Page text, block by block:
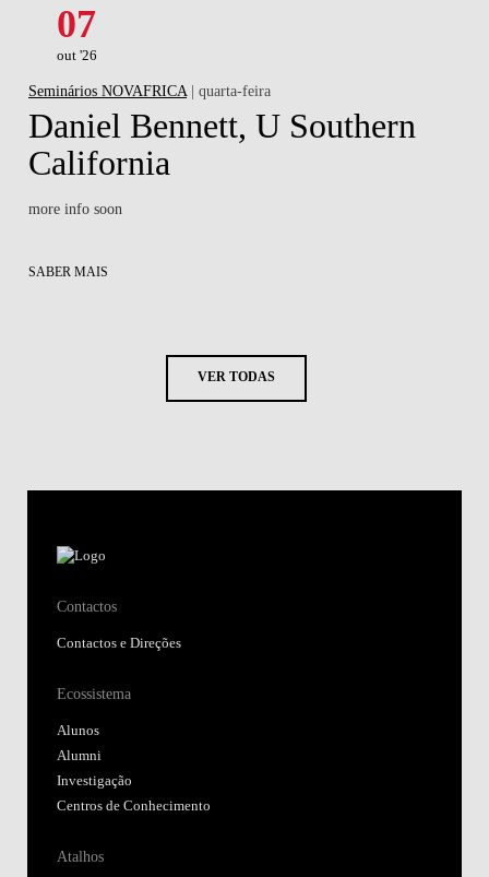
07
out '26
Seminários NOVAFRICA | quarta-feira
Daniel Bennett, U Southern
California
more info soon
SABER MAIS
VER TODAS
Contactos
Contactos e Direções
Ecossistema
Alunos
Alumni
Investigação
Centros de Conhecimento
Atalhos